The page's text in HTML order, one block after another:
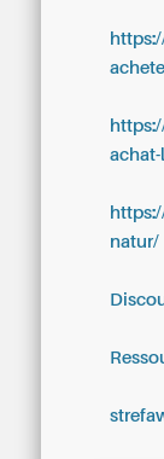
natur/